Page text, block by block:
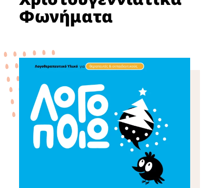
Φωνήματα